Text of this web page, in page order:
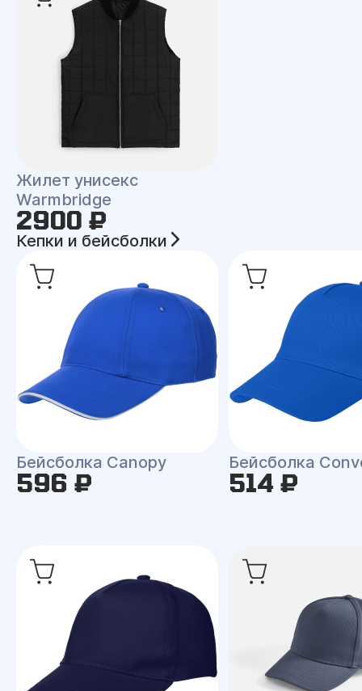
Жилет унисекс
Warmbridge
2900 ₽
Кепки и бейсболки
Бейсболка Canopy
596 ₽
Бейсболка
514 ₽